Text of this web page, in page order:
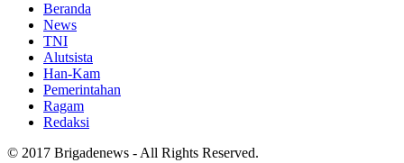
Beranda
News
TNI
Alutsista
Han-Kam
Pemerintahan
Ragam
Redaksi
© 2017 Brigadenews - All Rights Reserved.